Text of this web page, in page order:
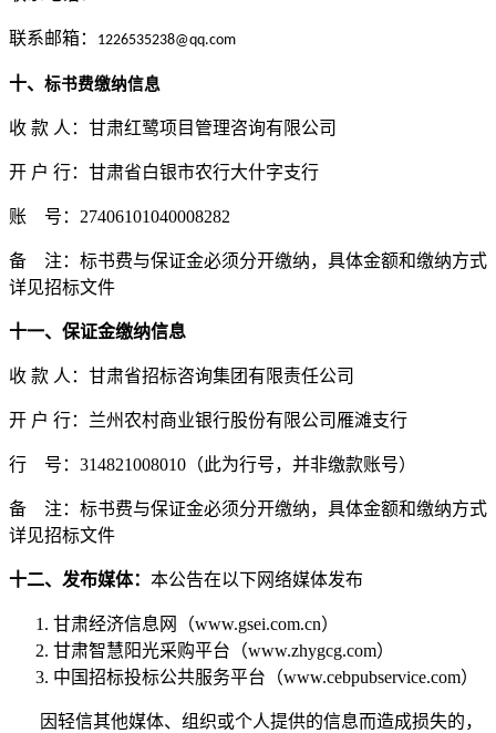
联系邮箱： 1226535238@qq.com
十、 标书费缴纳信息
收 款 人：甘肃红鹭项目管理咨询有限公司
开 户 行：甘肃省白银市农行大什字支行
账 号： 27406101040008282
备
注：标书费与保证金必须分开缴纳，具体金额和缴纳方式
详见招标文件
十一、保证金缴纳信息
收 款 人： 甘肃省招标咨询集团有限责任公司
开 户 行： 兰州农村商业银行股份有限公司雁滩支行
行 号： 314821008010 （此为行号，并非缴款账号）
备
注：标书费与保证金必须分开缴纳，具体金额和缴纳方式
详见招标文件
十二、发布媒体： 本公告在以下网络媒体发布
甘肃经济信息网（www.gsei.com.cn）
甘肃智慧阳光采购平台（www.zhygcg.com）
中国招标投标公共服务平台（www.cebpubservice.com）
因轻信其他媒体、组织或个人提供的信息而造成损失的，